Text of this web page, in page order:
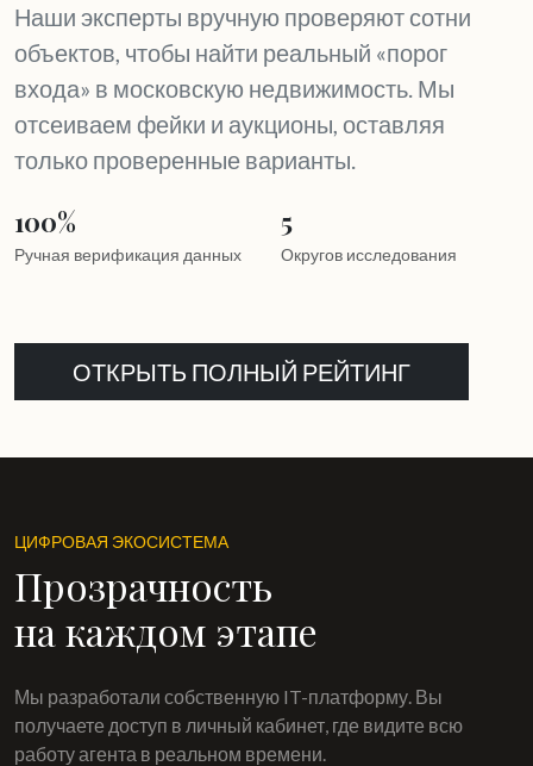
Наши эксперты вручную проверяют сотни
объектов, чтобы найти реальный «порог
входа» в московскую недвижимость. Мы
отсеиваем фейки и аукционы, оставляя
только проверенные варианты.
100%
Ручная верификация данных
5
Округов исследования
ОТКРЫТЬ ПОЛНЫЙ РЕЙТИНГ
ЦИФРОВАЯ ЭКОСИСТЕМА
Прозрачность
на каждом этапе
Мы разработали собственную IT-платформу. Вы
получаете доступ в личный кабинет, где видите всю
работу агента в реальном времени.